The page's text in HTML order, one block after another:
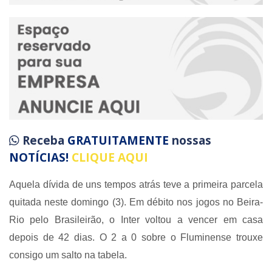
Receba GRATUITAMENTE nossas
NOTÍCIAS! CLIQUE AQUI
Aquela dívida de uns tempos atrás teve a primeira parcela
quitada neste domingo (3). Em débito nos jogos no Beira-
Rio pelo Brasileirão, o Inter voltou a vencer em casa
depois de 42 dias. O 2 a 0 sobre o Fluminense trouxe
consigo um salto na tabela.